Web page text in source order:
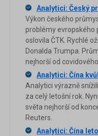
Analytici: Český
Výkon českého
problémy evropského
oslovila ČTK. Rychlé
Donalda Trumpa.
nejhorší od
Analytici: Čína
Analytici výrazně
za celý letošní rok.
světa nejhorší od
Reuters.
Analytici: Čína